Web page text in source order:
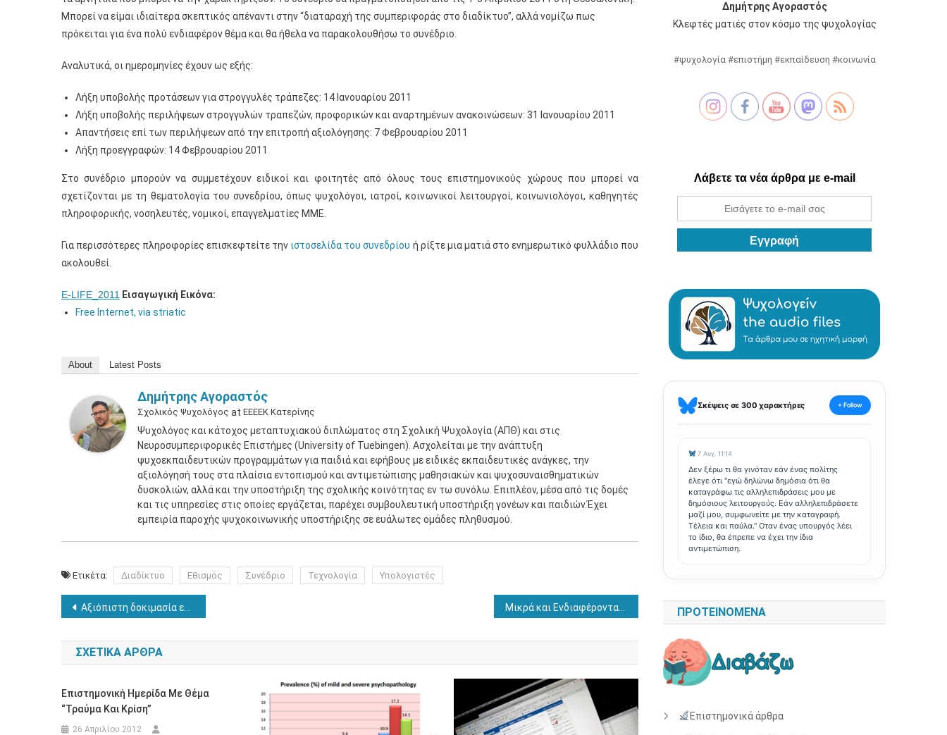
Μπορεί να είμαι ιδιαίτερα σκεπτικός απέναντι στην “διαταραχή της συμπεριφοράς στο διαδίκτυο”, αλλά νομίζω πως
πρόκειται για ένα πολύ ενδιαφέρον θέμα και θα ήθελα να παρακολουθήσω το συνέδριο.
Αναλυτικά, οι ημερομηνίες έχουν ως εξής:
Λήξη υποβολής προτάσεων για στρογγυλές τράπεζες: 14 Ιανουαρίου 2011
Λήξη υποβολής περιλήψεων στρογγυλών τραπεζών, προφορικών και αναρτημένων ανακοινώσεων: 31 Ιανουαρίου 2011
Απαντήσεις επί των περιλήψεων από την επιτροπή αξιολόγησης: 7 Φεβρουαρίου 2011
Λήξη προεγγραφών: 14 Φεβρουαρίου 2011
Στο συνέδριο μπορούν να συμμετέχουν ειδικοί και φοιτητές από όλους τους επιστημονικούς χώρους που μπορεί να
σχετίζονται με τη θεματολογία του συνεδρίου, όπως ψυχολόγοι, ιατροί, κοινωνικοί λειτουργοί, κοινωνιολόγοι, καθηγητές
πληροφορικής, νοσηλευτές, νομικοί, επαγγελματίες ΜΜΕ.
Για περισσότερες πληροφορίες επισκεφτείτε την ιστοσελίδα του συνεδρίου ή ρίξτε μια ματιά στο ενημερωτικό φυλλάδιο που
ακολουθεί.
E-LIFE_2011 Εισαγωγική Εικόνα:
Free Internet, via striatic
About Latest Posts
Δημήτρης Αγοραστός
Σχολικός Ψυχολόγος at ΕΕΕΕΚ Κατερίνης
Ψυχολόγος και κάτοχος μεταπτυχιακού διπλώματος στη Σχολική Ψυχολογία (ΑΠΘ) και στις
Νευροσυμπεριφορικές Επιστήμες (University of Tuebingen). Ασχολείται με την ανάπτυξη
ψυχοεκπαιδευτικών προγραμμάτων για παιδιά και εφήβους με ειδικές εκπαιδευτικές ανάγκες, την
αξιολόγησή τους στα πλαίσια εντοπισμού και αντιμετώπισης μαθησιακών και ψυχοσυναισθηματικών
δυσκολιών, αλλά και την υποστήριξη της σχολικής κοινότητας εν τω συνόλω. Επιπλέον, μέσα από τις δομές
και τις υπηρεσίες στις οποίες εργάζεται, παρέχει συμβουλευτική υποστήριξη γονέων και παιδιών.Έχει
εμπειρία παροχής ψυχοκοινωνικής υποστήριξης σε ευάλωτες ομάδες πληθυσμού.
Ετικέτα: Διαδίκτυο Εθισμός Συνέδριο Τεχνολογία Υπολογιστές
Πλοήγηση
άρθρων
Αξιόπιστη δοκιμασία εντοπισμού κατάθλιψης σε εφήβους(;)
ΣΧΕΤΙΚΆ ΆΡΘΡΑ
Επιστημονική Ημερίδα Με Θέμα
“Τραύμα Και Κρίση”
26 Απριλίου 2012
Δημήτρης Αγοραστός
Κλεφτές ματιές στον κόσμο της ψυχολογίας
#ψυχολογία #επιστήμη #εκπαίδευση #κοινωνία
Λάβετε τα νέα άρθρα με e-mail
Σκέψεις σε 300 χαρακτήρες + Follow
7 Αυγ, 11:14
Δεν ξέρω τι θα γινόταν εάν ένας πολίτης
έλεγε ότι "εγώ δηλώνω δημόσια ότι θα
καταγράφω τις αλληλεπιδράσεις μου με
δημόσιους λειτουργούς. Εάν αλληλεπιδράσετε
μαζί μου, συμφωνείτε με την καταγραφή.
Τέλεια και παύλα." Οταν ένας υπουργός λέει
το ίδιο, θα έπρεπε να έχει την ίδια
αντιμετώπιση.
ΠΡΟΤΕΙΝΌΜΕΝΑ
Επιστημονικά άρθρα